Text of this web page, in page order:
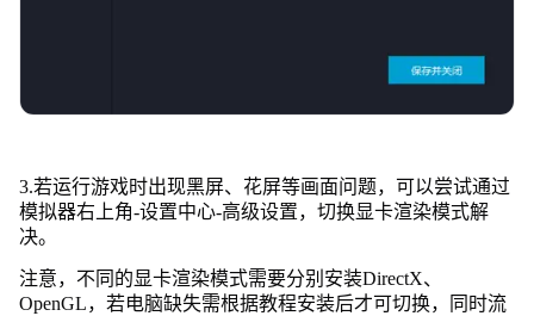
3.若运行游戏时出现黑屏、花屏等画面问题，可以尝试通过
模拟器右上角-设置中心-高级设置，切换显卡渲染模式解
决。
注意，不同的显卡渲染模式需要分别安装DirectX、
OpenGL，若电脑缺失需根据教程安装后才可切换，同时流